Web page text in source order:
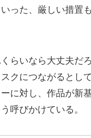
った、厳しい措置
らいなら大丈夫だ
クにつながるとし
に対し、作品が新
呼びかけている。